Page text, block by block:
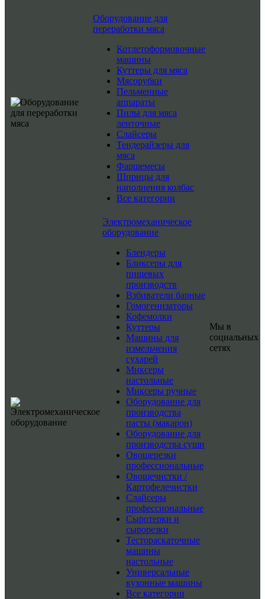
Оборудование для
переработки мяса
Котлетоформовочные
машины
Куттеры для мяса
Мясорубки
Пельменные
аппараты
Пилы для мяса
ленточные
Слайсеры
Тендерайзеры для
мяса
Фаршемесы
Шприцы для
наполнения колбас
Все категории
Электромеханическое
оборудование
Блендеры
Бликсеры для
пищевых
производств
Взбиватели барные
Гомогенизаторы
Кофемолки
Куттеры
Машины для
измельчения
сухарей
Миксеры
настольные
Миксеры ручные
Оборудование для
производства
пасты (макарон)
Оборудование для
производства суши
Овощерезки
профессиональные
Овощечистки /
Картофелечистки
Слайсеры
профессиональные
Сыротерки и
сырорезки
Тестораскаточные
машины
настольные
Универсальные
кухонные машины
Все категории
Мы в
социальных
сетях